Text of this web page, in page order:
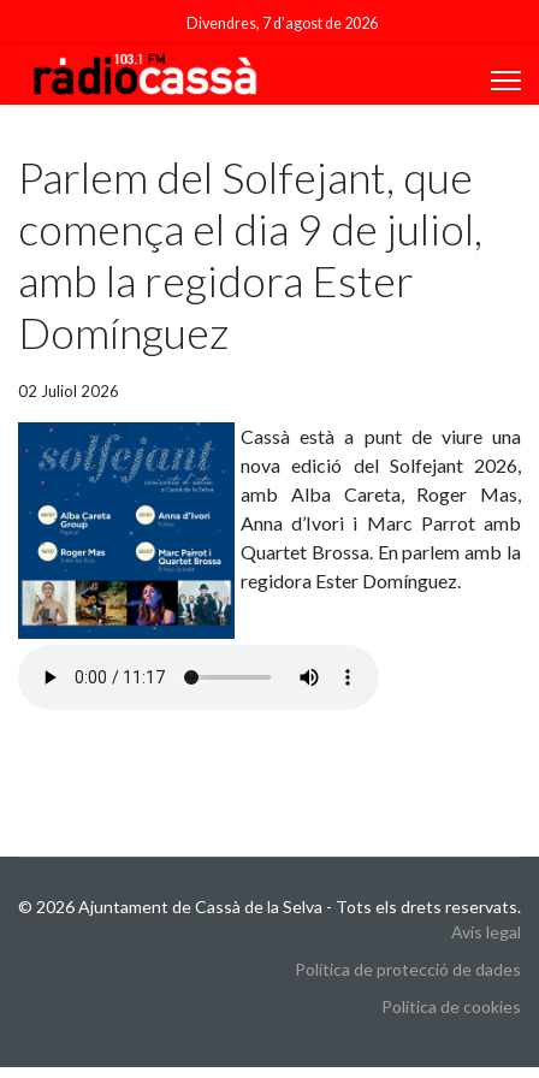
Divendres, 7 d'agost de 2026
Parlem del Solfejant, que
comença el dia 9 de juliol,
amb la regidora Ester
Domínguez
02 Juliol 2026
Cassà està a punt de viure una
nova edició del Solfejant 2026,
amb Alba Careta, Roger Mas,
Anna d’Ivori i Marc Parrot amb
Quartet Brossa. En parlem amb la
regidora Ester Domínguez.
© 2026 Ajuntament de Cassà de la Selva - Tots els drets reservats.
Avis legal
Política de protecció de dades
Política de cookies